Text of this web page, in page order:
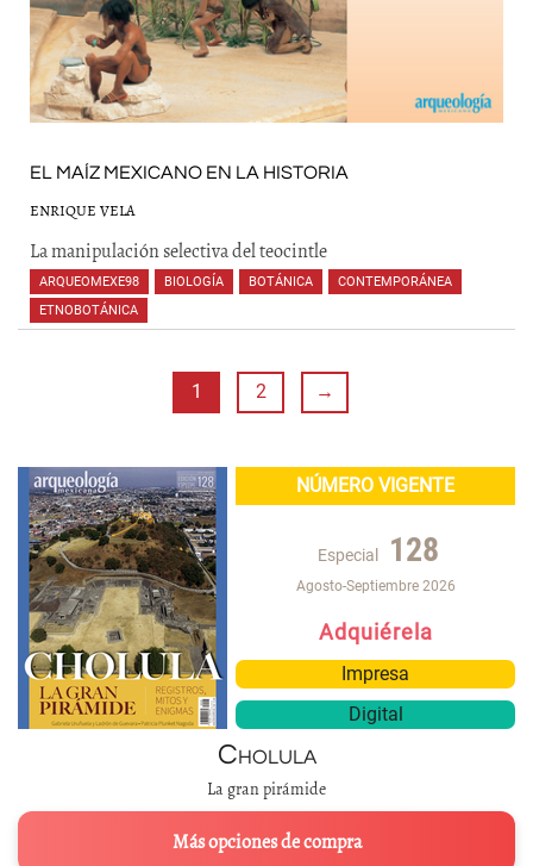
EL MAÍZ MEXICANO EN LA HISTORIA
ENRIQUE VELA
La manipulación selectiva del teocintle
ARQUEOMEXE98 BIOLOGÍA BOTÁNICA CONTEMPORÁNEA
ETNOBOTÁNICA
1 2 →
NÚMERO VIGENTE
Especial 128
Agosto-Septiembre 2026
Adquiérela
Impresa
Digital
Cholula
La gran pirámide
Más opciones de compra